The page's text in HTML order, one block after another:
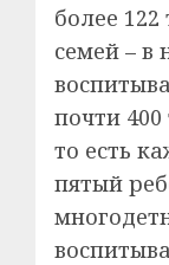
более 122
семей – в
почти 400
то есть
пятый